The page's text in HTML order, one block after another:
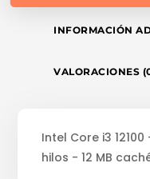
INFORMACIÓN
VALORACIONES
Intel Core i3
hilos - 12 MB